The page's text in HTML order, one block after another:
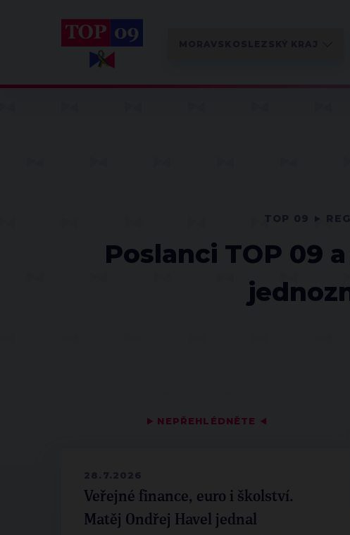
Poslanci TOP 09
▶ NEPŘEHLÉDNĚTE ◀
28.7.2026
Veřejné finance, euro i školství.
Matěj Ondřej Havel jednal